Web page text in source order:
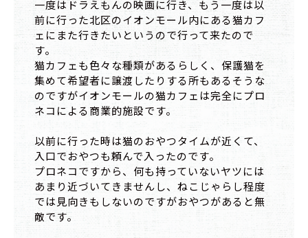
一度はドラえもんの映画に行き、もう一度は以
前に行った北区のイオンモール内にある猫カフ
ェにまた行きたいというので行って来たので
す。
猫カフェも色々な種類があるらしく、保護猫を
集めて希望者に譲渡したりする所もあるそうな
のですがイオンモールの猫カフェは完全にプロ
ネコによる商業的施設です。
以前に行った時は猫のおやつタイムが近くて、
入口でおやつも頼んで入ったのです。
プロネコですから、何も持っていないヤツには
あまり近づいてきませんし、ねこじゃらし程度
では見向きもしないのですがおやつがあると無
敵です。